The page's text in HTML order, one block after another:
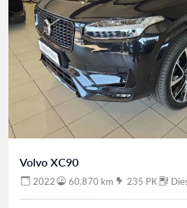
perfect past bij jouw wensen. Van een Inscription tot
een T8 Recharge plug-in
hele proces – van
Volvo XC90
2022 60.870 km 235 PK